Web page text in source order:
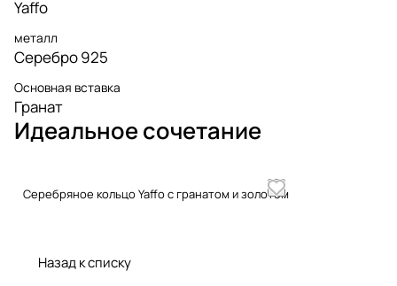
Yaffo
металл
Серебро 925
Основная вставка
Гранат
Идеальное сочетание
Серебряное кольцо Yaffo с гранатом и золотом
Назад к списку